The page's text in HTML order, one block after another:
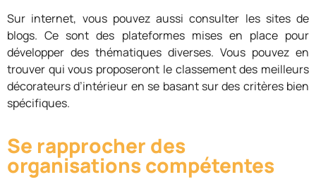
Sur internet, vous pouvez aussi consulter les sites de
blogs. Ce sont des plateformes mises en place pour
développer des thématiques diverses. Vous pouvez en
trouver qui vous proposeront le classement des meilleurs
décorateurs d’intérieur en se basant sur des critères bien
spécifiques.
Se rapprocher des
organisations compétentes